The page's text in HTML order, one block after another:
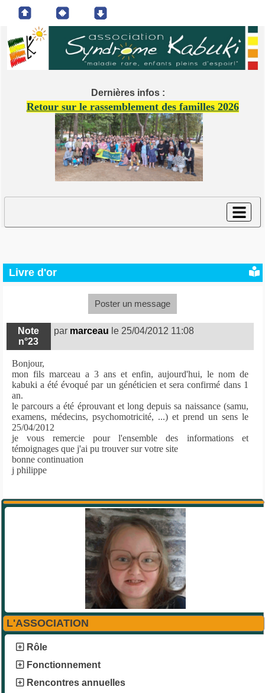
Dernières infos :
Retour sur le rassemblement des familles 2026
L'ASSOCIATION
Rôle
Fonctionnement
Rencontres annuelles
Livre d'or
Poster un message
Note
n°23
par marceau le 25/04/2012 11:08
Bonjour,
mon fils marceau a 3 ans et enfin, aujourd'hui, le nom de
kabuki a été évoqué par un généticien et sera confirmé dans 1
an.
le parcours a été éprouvant et long depuis sa naissance (samu,
examens, médecins, psychomotricité, ...) et prend un sens le
25/04/2012
je vous remercie pour l'ensemble des informations et
témoignages que j'ai pu trouver sur votre site
bonne continuation
j philippe